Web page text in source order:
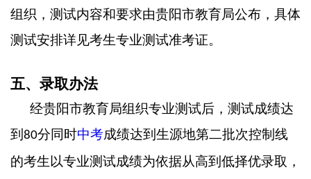
组织，测试内容和要求由贵阳市教育局公布，具体
测试安排详见考生专业测试准考证。
五、录取办法
经贵阳市教育局组织专业测试后，测试成绩达
到 80分同时中考成绩达到生源地第二批次控制线
的考生以专业测试成绩为依据从高到低择优录取，